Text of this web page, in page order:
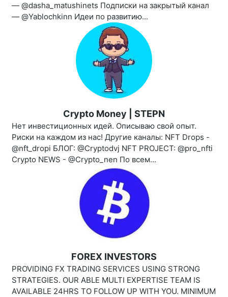
— @dasha_matushinets Подписки на закрытый канал
— @Yablochkinn Идеи по развитию...
Crypto Money | STEPN
Нет инвестиционных идей. Описываю свой опыт.
Риски на каждом из нас! Другие каналы: NFT Drops -
@nft_dropi БЛОГ: @Cryptodvj NFT PROJECT: @pro_nfti
Crypto NEWS - @Crypto_nen По всем...
FOREX INVESTORS
PROVIDING FX TRADING SERVICES USING STRONG
STRATEGIES. OUR ABLE MULTI EXPERTISE TEAM IS
AVAILABLE 24HRS TO FOLLOW UP WITH YOU. MINIMUM